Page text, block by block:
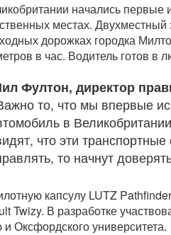
начались первые
местах. Двухместный
дорожках городка
в час. Водитель готов в
Фултон, директор
то, что мы впервые
в
что эти
то начнут
капсулу LUTZ
Twizy. В разработке
и Оксфордского университета.